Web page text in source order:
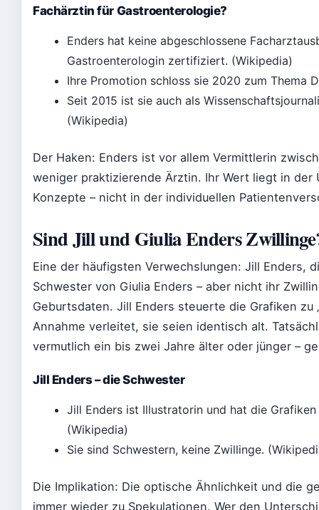
Fachärztin für Gastroenterologie?
Enders hat keine abgeschlossene
Gastroenterologin zertifiziert. (Wikipedia)
Ihre Promotion schloss sie 2020 zum Thema
Seit 2015 ist sie auch als
(Wikipedia)
Der Haken: Enders ist vor allem Vermittlerin
weniger praktizierende Ärztin. Ihr Wert liegt in
Konzepte – nicht in der individuellen
Sind Jill und Giulia Enders
Eine der häufigsten Verwechslungen: Jill Enders,
Schwester von Giulia Enders – aber nicht ihr
Geburtsdaten. Jill Enders steuerte die Grafiken zu
Annahme verleitet, sie seien identisch alt.
vermutlich ein bis zwei Jahre älter oder jünger –
Jill Enders – die Schwester
Jill Enders ist Illustratorin und hat die
(Wikipedia)
Sie sind Schwestern, keine Zwillinge.
Die Implikation: Die optische Ähnlichkeit und die
immer wieder zu Spekulationen. Wer den